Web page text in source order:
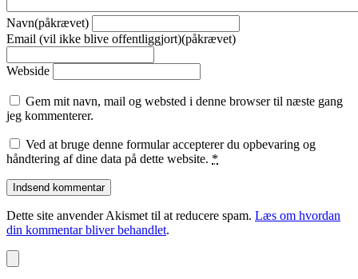
Navn(påkrævet)
Email (vil ikke blive offentliggjort)(påkrævet)
Webside
Gem mit navn, mail og websted i denne browser til næste gang
jeg kommenterer.
Ved at bruge denne formular accepterer du opbevaring og
håndtering af dine data på dette website. *
Dette site anvender Akismet til at reducere spam. Læs om hvordan
din kommentar bliver behandlet.